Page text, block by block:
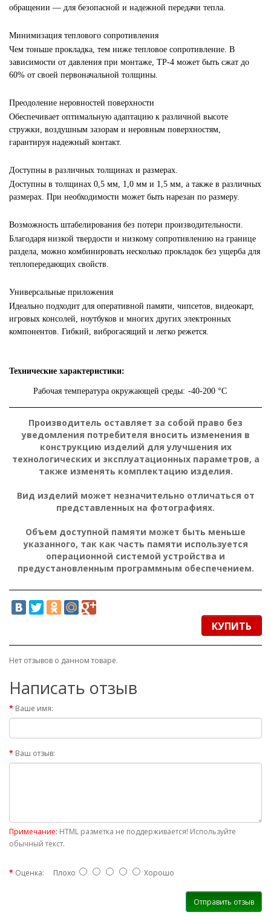
обращении — для безопасной и надежной передачи тепла.
Минимизация теплового сопротивления
Чем тоньше прокладка, тем ниже тепловое сопротивление. В
зависимости от давления при монтаже, TP-4 может быть сжат до
60% от своей первоначальной толщины.
Преодоление неровностей поверхности
Обеспечивает оптимальную адаптацию к различной высоте
стружки, воздушным зазорам и неровным поверхностям,
гарантируя надежный контакт.
Доступны в различных толщинах и размерах.
Доступны в толщинах 0,5 мм, 1,0 мм и 1,5 мм, а также в различных
размерах. При необходимости может быть нарезан по размеру.
Возможность штабелирования без потери производительности.
Благодаря низкой твердости и низкому сопротивлению на границе
раздела, можно комбинировать несколько прокладок без ущерба для
теплопередающих свойств.
Универсальные приложения
Идеально подходит для оперативной памяти, чипсетов, видеокарт,
игровых консолей, ноутбуков и многих других электронных
компонентов. Гибкий, виброгасящий и легко режется.
Технические характеристики:
Рабочая температура окружающей среды: -40-200 °C
Производитель оставляет за собой право без
уведомления потребителя вносить изменения в
конструкцию изделий для улучшения их
технологических и эксплуатационных параметров, а
также изменять комплектацию изделия.
Вид изделий может незначительно отличаться от
представленных на фотографиях.
Объем доступной памяти может быть меньше
указанного, так как часть памяти используется
операционной системой устройства и
предустановленным программным обеспечением.
КУПИТЬ
Нет отзывов о данном товаре.
Написать отзыв
Ваше имя:
Ваш отзыв:
Примечание: HTML разметка не поддерживается! Используйте
обычный текст.
Оценка: Плохо Хорошо
Отправить отзыв